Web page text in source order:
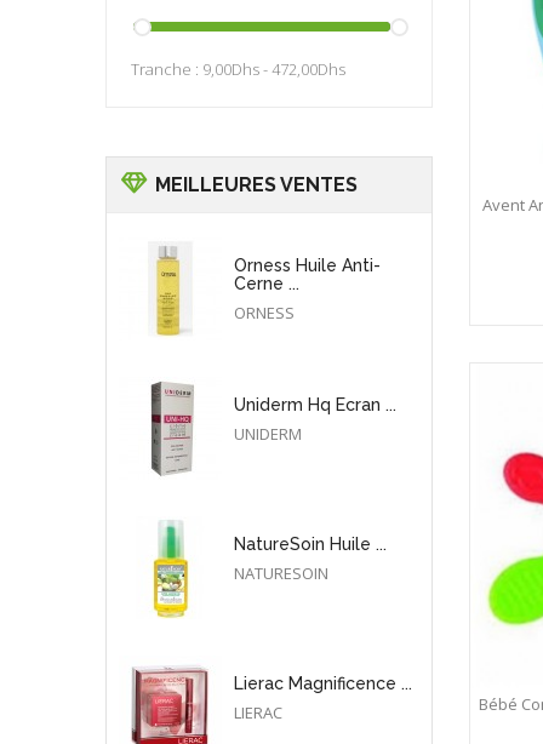
Tranche : 9,00Dhs - 472,00Dhs
MEILLEURES VENTES
Orness Huile Anti-
Cerne ...
ORNESS
Uniderm Hq Ecran ...
UNIDERM
NatureSoin Huile ...
NATURESOIN
Lierac Magnificence ...
LIERAC
Avent
Bébé